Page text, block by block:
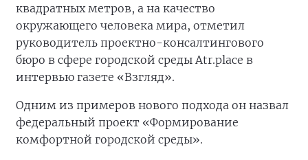
квадратных метров, а на качество
окружающего человека мира, отметил
руководитель проектно-консалтингового
бюро в сфере городской среды Atr.place в
интервью газете «Взгляд».
Одним из примеров нового подхода он назвал
федеральный проект «Формирование
комфортной городской среды».